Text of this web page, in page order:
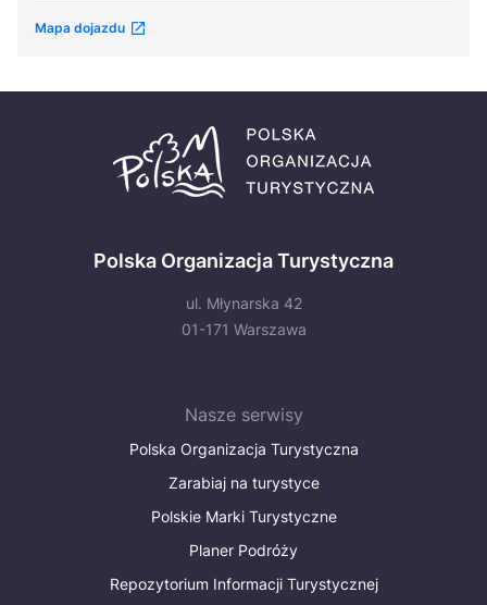
Mapa dojazdu
Polska Organizacja Turystyczna
ul. Młynarska 42
01-171 Warszawa
Nasze serwisy
Polska Organizacja Turystyczna
Zarabiaj na turystyce
Polskie Marki Turystyczne
Planer Podróży
Repozytorium Informacji Turystycznej